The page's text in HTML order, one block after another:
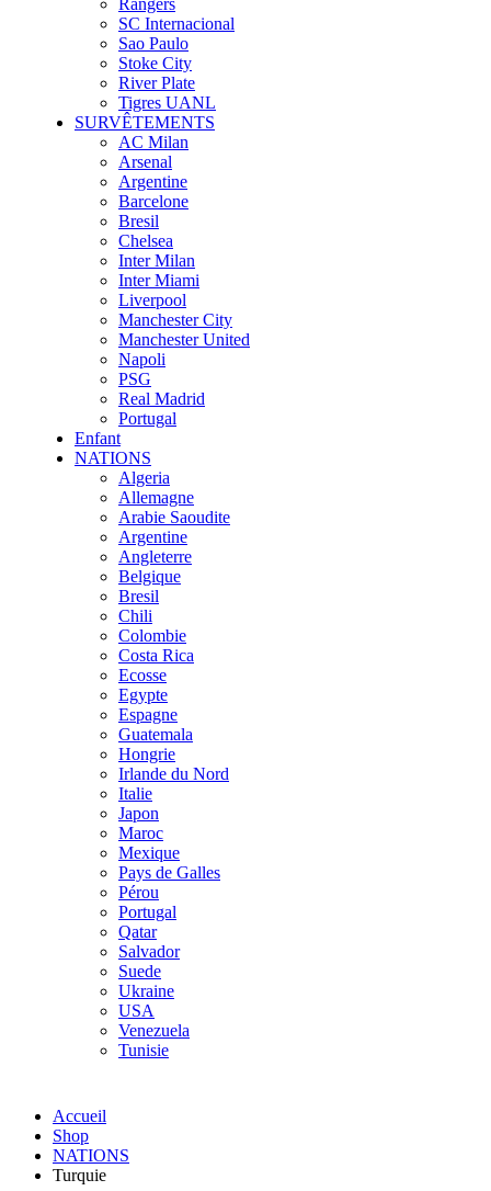
Rangers
SC Internacional
Sao Paulo
Stoke City
River Plate
Tigres UANL
SURVÊTEMENTS
AC Milan
Arsenal
Argentine
Barcelone
Bresil
Chelsea
Inter Milan
Inter Miami
Liverpool
Manchester City
Manchester United
Napoli
PSG
Real Madrid
Portugal
Enfant
NATIONS
Algeria
Allemagne
Arabie Saoudite
Argentine
Angleterre
Belgique
Bresil
Chili
Colombie
Costa Rica
Ecosse
Egypte
Espagne
Guatemala
Hongrie
Irlande du Nord
Italie
Japon
Maroc
Mexique
Pays de Galles
Pérou
Portugal
Qatar
Salvador
Suede
Ukraine
USA
Venezuela
Tunisie
Accueil
Shop
NATIONS
Turquie